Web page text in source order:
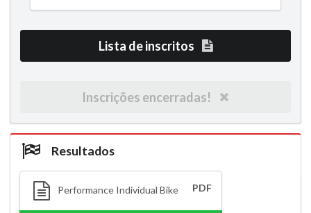
Lista de inscritos
Inscrições encerradas!
Resultados
Performance Individual Bike PDF